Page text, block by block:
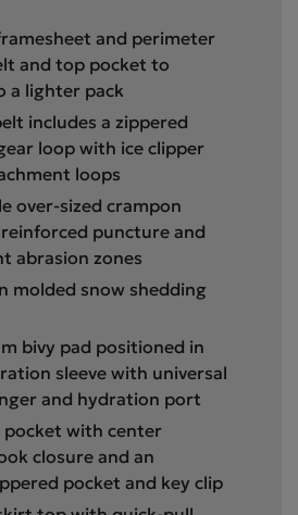
and perimeter
and top pocket to
a lighter pack
includes a zippered
loop with ice clipper
loops
over-sized crampon
puncture and
abrasion zones
molded snow shedding
bivy pad positioned in
sleeve with universal
and hydration port
with center
closure and an
pocket and key clip